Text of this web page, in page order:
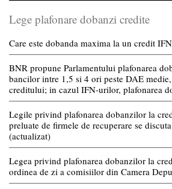
Lege plafonare dobanzi credite
Care este dobanda maxima la un credit
BNR propune Parlamentului plafonarea
bancilor intre 1,5 si 4 ori peste DAE
creditului; in cazul IFN-urilor, plafonarea
Legile privind plafonarea dobanzilor la
preluate de firmele de recuperare se
(actualizat)
Legea privind plafonarea dobanzilor la
ordinea de zi a comisiilor din Camera